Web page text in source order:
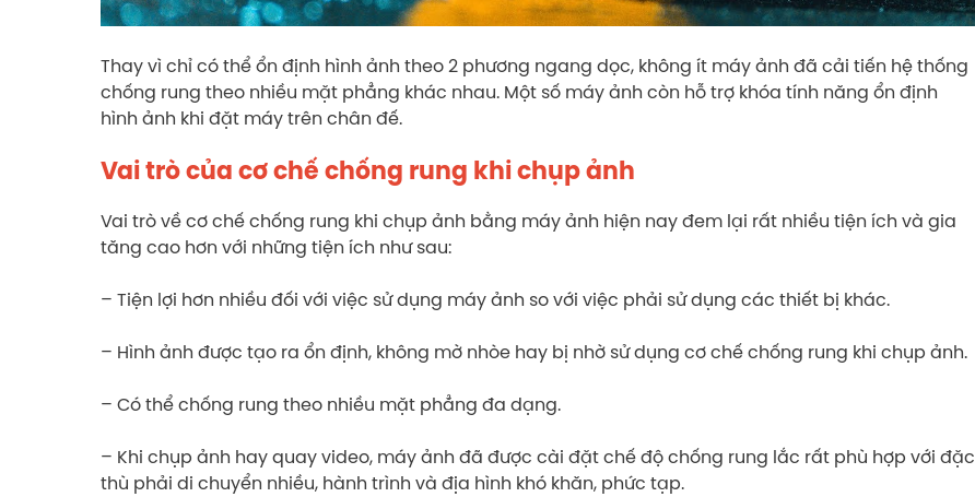
Thay vì chỉ có thể ổn định hình ảnh theo 2 phương ngang dọc, không ít máy ảnh đã cải tiến hệ thống
chống rung theo nhiều mặt phẳng khác nhau. Một số máy ảnh còn hỗ trợ khóa tính năng ổn định
hình ảnh khi đặt máy trên chân đế.
Vai trò của cơ chế chống rung khi chụp ảnh
Vai trò về cơ chế chống rung khi chụp ảnh bằng máy ảnh hiện nay đem lại rất nhiều tiện ích và gia
tăng cao hơn với những tiện ích như sau:
– Tiện lợi hơn nhiều đối với việc sử dụng máy ảnh so với việc phải sử dụng các thiết bị khác.
– Hình ảnh được tạo ra ổn định, không mờ nhòe hay bị nhờ sử dụng cơ chế chống rung khi chụp ảnh.
– Có thể chống rung theo nhiều mặt phẳng đa dạng.
– Khi chụp ảnh hay quay video, máy ảnh đã được cài đặt chế độ chống rung lắc rất phù hợp với đặc
thù phải di chuyển nhiều, hành trình và địa hình khó khăn, phức tạp.